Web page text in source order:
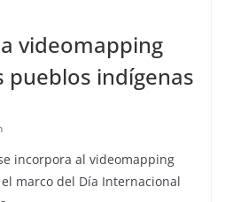
videomapping
pueblos indígenas
se incorpora al videomapping
marco del Día Internacional